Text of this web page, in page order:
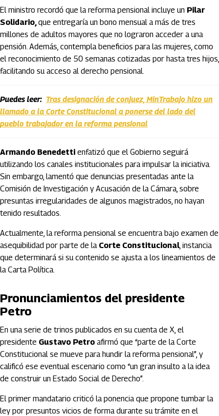
El ministro recordó que la reforma pensional incluye un Pilar
Solidario,que entregaría un bono mensual a más de tres
millones de adultos mayores que no lograron acceder a una
pensión. Además, contempla beneficios para las mujeres, como
el reconocimiento de 50 semanas cotizadas por hasta tres hijos,
facilitando su acceso al derecho pensional.
Puedes leer: Tras designación de conjuez, MinTrabajo hizo un
llamado a la Corte Constitucional a ponerse del lado del
pueblo trabajador en la reforma pensional
Armando Benedetti enfatizó que el Gobierno seguirá
utilizando los canales institucionales para impulsar la iniciativa.
Sin embargo, lamentó que denuncias presentadas ante la
Comisión de Investigación y Acusación de la Cámara, sobre
presuntas irregularidades de algunos magistrados, no hayan
tenido resultados.
Actualmente, la reforma pensional se encuentra bajo examen de
asequibilidad por parte de la Corte Constitucional, instancia
que determinará si su contenido se ajusta a los lineamientos de
la Carta Política.
Pronunciamientos del presidente
Petro
En una serie de trinos publicados en su cuenta de X, el
presidente Gustavo Petro afirmó que “parte de la Corte
Constitucional se mueve para hundir la reforma pensional”, y
calificó ese eventual escenario como “un gran insulto a la idea
de construir un Estado Social de Derecho”.
El primer mandatario criticó la ponencia que propone tumbar la
ley por presuntos vicios de forma durante su trámite en el